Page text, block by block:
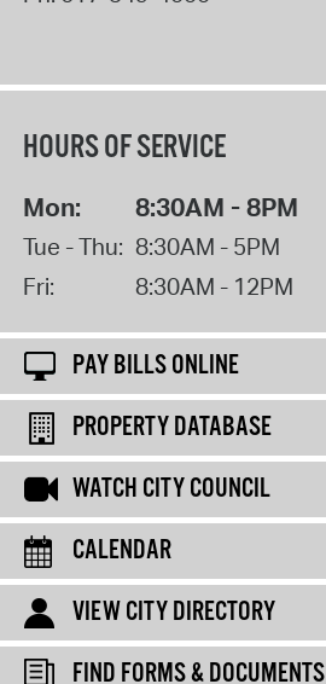
HOURS OF SERVICE
Mon: 8:30AM - 8PM
Tue - Thu: 8:30AM - 5PM
Fri:
8:30AM - 12PM
PAY BILLS ONLINE
PROPERTY DATABASE
WATCH CITY COUNCIL
CALENDAR
VIEW CITY DIRECTORY
FIND FORMS & DOCUMENTS